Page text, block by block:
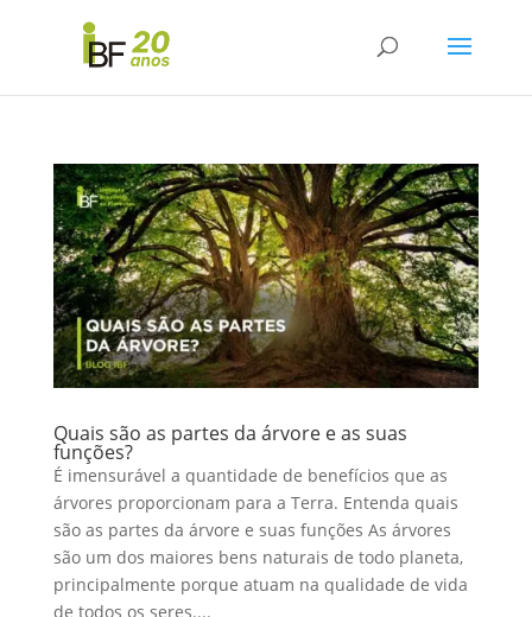
Quais são as partes da árvore e as suas
funções?
É imensurável a quantidade de benefícios que as
árvores proporcionam para a Terra. Entenda quais
são as partes da árvore e suas funções As árvores
são um dos maiores bens naturais de todo planeta,
principalmente porque atuam na qualidade de vida
de todos os seres....